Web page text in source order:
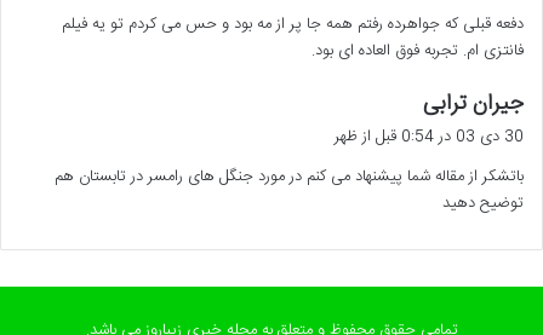
:
دفعه قبلی که جواهرده رفتم همه جا پر از مه بود و حس می کردم تو یه فیلم
فانتزی ام. تجربه فوق العاده ای بود.
جیران ترابی
ف
:
30 دی 03 در 0:54 قبل از ظهر
باتشکر از مقاله شما پیشنهاد می کنم در مورد جنگل های رامسر در تابستان هم
توضیح دهید